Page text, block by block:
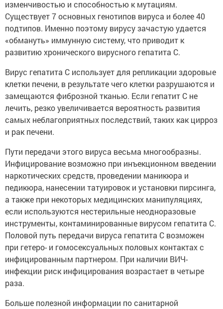
изменчивостью и способностью к мутациям.
Существует 7 основных генотипов вируса и более 40
подтипов. Именно поэтому вирусу зачастую удается
«обмануть» иммунную систему, что приводит к
развитию хронического вирусного гепатита С.
Вирус гепатита С использует для репликации здоровые
клетки печени, в результате чего клетки разрушаются и
замещаются фиброзной тканью. Если гепатит С не
лечить, резко увеличивается вероятность развития
самых неблагоприятных последствий, таких как цирроз
и рак печени.
Пути передачи этого вируса весьма многообразны.
Инфицирование возможно при инъекционном введении
наркотических средств, проведении маникюра и
педикюра, нанесении татуировок и установки пирсинга,
а также при некоторых медицинских манипуляциях,
если используются нестерильные неодноразовые
инструменты, контаминированные вирусом гепатита С.
Половой путь передачи вируса гепатита С возможен
при гетеро- и гомосексуальных половых контактах с
инфицированным партнером. При наличии ВИЧ-
инфекции риск инфицирования возрастает в четыре
раза.
Больше полезной информации по санитарной